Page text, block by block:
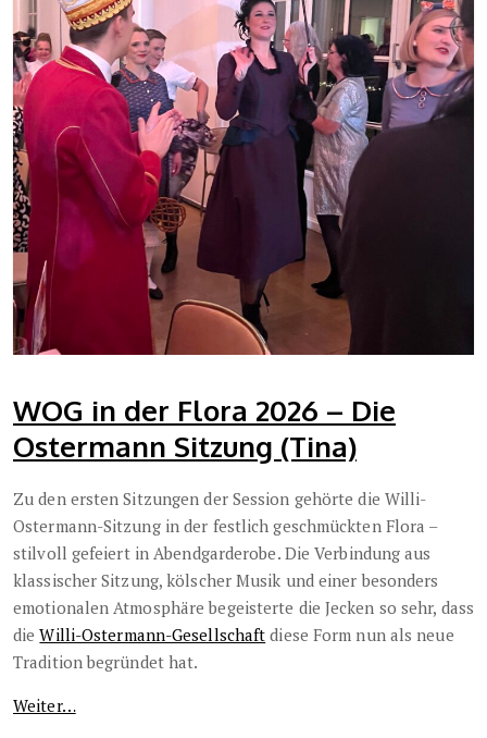
WOG in der Flora 2026 – Die
Ostermann Sitzung (Tina)
Zu den ersten Sitzungen der Session gehörte die Willi-
Ostermann-Sitzung in der festlich geschmückten Flora –
stilvoll gefeiert in Abendgarderobe. Die Verbindung aus
klassischer Sitzung, kölscher Musik und einer besonders
emotionalen Atmosphäre begeisterte die Jecken so sehr, dass
dieWilli-Ostermann-Gesellschaft diese Form nun als neue
Tradition begründet hat.
Weiter…